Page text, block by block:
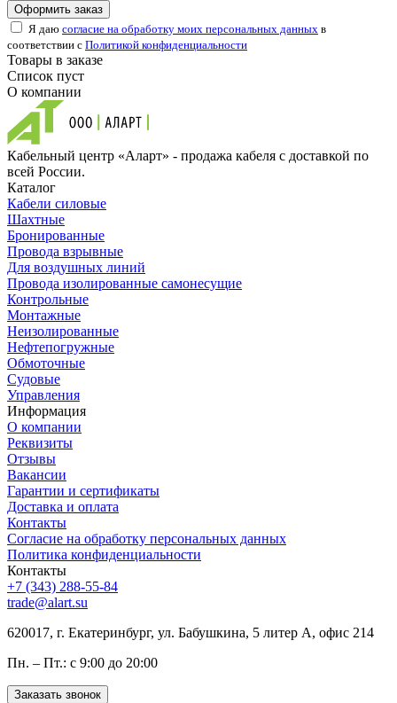
Оформить заказ
Я даю согласие на обработку моих персональных данных в
соответствии с Политикой конфиденциальности
Товары в заказе
Список пуст
О компании
Кабельный центр «Аларт» - продажа кабеля с доставкой по
всей России.
Каталог
Кабели силовые
Шахтные
Бронированные
Провода взрывные
Для воздушных линий
Провода изолированные самонесущие
Контрольные
Монтажные
Неизолированные
Нефтепогружные
Обмоточные
Судовые
Управления
Информация
О компании
Реквизиты
Отзывы
Вакансии
Гарантии и сертификаты
Доставка и оплата
Контакты
Согласие на обработку персональных данных
Политика конфиденциальности
Контакты
+7 (343) 288-55-84
trade@alart.su
620017, г. Екатеринбург, ул. Бабушкина, 5 литер А, офис 214
Пн. – Пт.: с 9:00 до 20:00
Заказать звонок